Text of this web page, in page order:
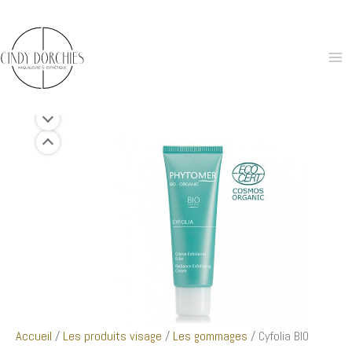
contenu
Accueil / Les produits visage / Les gommages / Cyfolia BIO